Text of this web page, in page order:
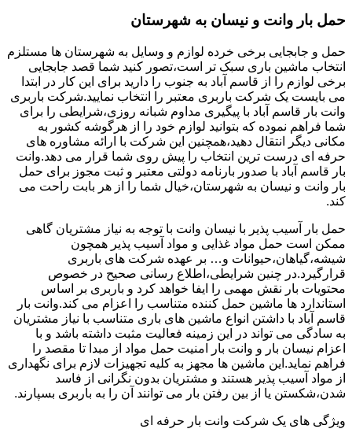
حمل بار وانت و نیسان به شهرستان
حمل و جابجایی برخی خرده لوازم و وسایل به شهرستان ها مستلزم
انتخاب ماشین باری سبک تر است،تصور کنید شما قصد جابجایی
برخی لوازم را از قاسم آباد به جنوب را دارید برای این کار در ابتدا
می بایست یک شرکت باربری معتبر را انتخاب نمایید.شرکت باربری
وانت بار قاسم آباد با پیگیری مداوم شبانه روزی،شرایطی را برای
شما فراهم نموده که بتوانید لوازم خود را از هرگوشه کشور به
مکانی دیگر انتقال دهید،همچنین این شرکت با ارائه مشاوره های
حرفه ای درست ترین انتخاب را پیش روی شما قرار می دهد.وانت
بار قاسم آباد با صدور بارنامه دولتی معتبر و ثبت مجوز برای حمل
بار وانت و نیسان به شهرستان،خیال شما را از هر بابت راحت می
کند.
حمل بار آسیب پذیر با نیسان وانت با توجه به نیاز مشتریان گاهی
ممکن است حمل مواد غذایی و مواد آسیب پذیر همچون
شیشه،گیاهان،حیوانات و… بر عهده شرکت های باربری
قرارگیرد.در چنین شرایطی،اطلاع رسانی صحیح در خصوص
محتویات بار نقش مهمی را ایفا خواهد کرد و باربری بر اساس
استاندارد ها ماشین حمل کننده متناسب را اعزام می کند.وانت بار
قاسم آباد با داشتن انواع ماشین های باری متناسب با نیاز مشتریان
به سادگی می تواند در این زمینه فعالیت مثبت داشته باشد و با
اعزام نیسان بار و وانت بار امنیت حمل مواد از مبدا تا مقصد را
فراهم نماید.این ماشین ها مجهز به کلیه تجهیزات لازم برای نگهداری
از مواد آسیب پذیر هستند و مشتریان بدون نگرانی از فاسد
شدن،شکستن یا از بین رفتن بار می توانند آن را به باربری بسپارند.
ویژگی های یک شرکت وانت بار حرفه ای